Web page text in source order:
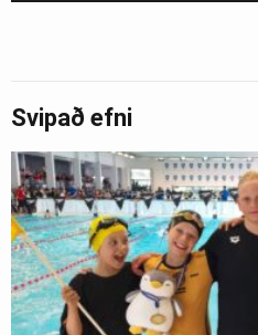
Svipað efni